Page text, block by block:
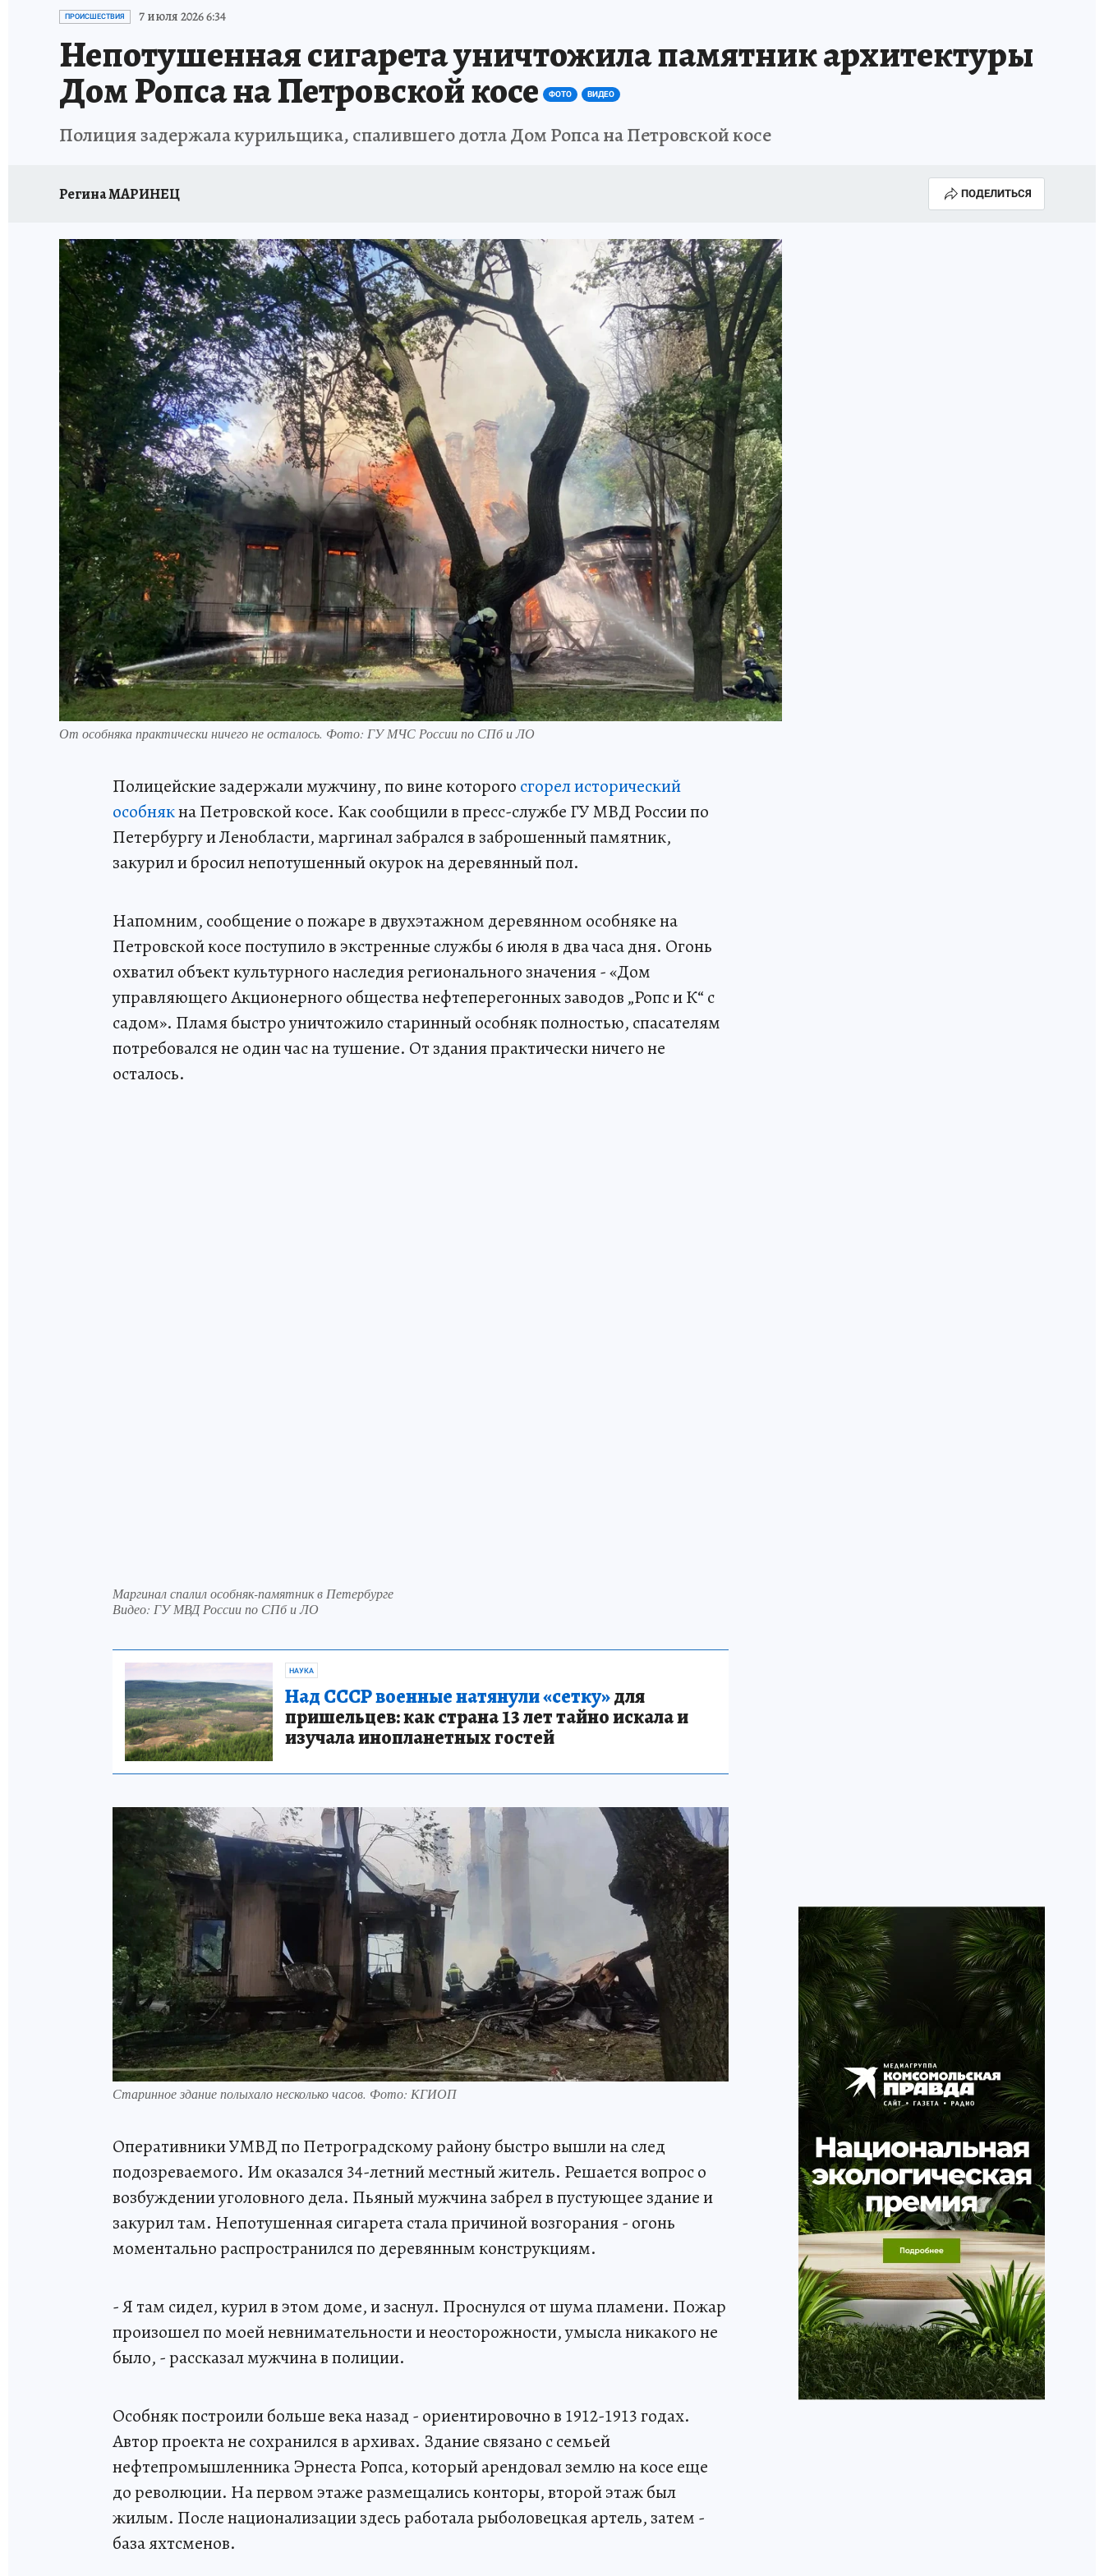
ПЕТЕРБУРГСКАЯ СТРОЙКА
ПРОИСШЕСТВИЯ 7 июля 2026 6:34
Непотушенная сигарета уничтожила памятник архитектуры
Дом Ропса на Петровской косе ФОТО ВИДЕО
Полиция задержала курильщика, спалившего дотла Дом Ропса на Петровской косе
Регина МАРИНЕЦ ПОДЕЛИТЬСЯ
От особняка практически ничего не осталось. Фото: ГУ МЧС России по СПб и ЛО
Полицейские задержали мужчину, по вине которого сгорел исторический
особнякна Петровской косе. Как сообщили в пресс-службе ГУ МВД России по
Петербургу и Ленобласти, маргинал забрался в заброшенный памятник,
закурил и бросил непотушенный окурок на деревянный пол.
Напомним, сообщение о пожаре в двухэтажном деревянном особняке на
Петровской косе поступило в экстренные службы 6 июля в два часа дня. Огонь
охватил объект культурного наследия регионального значения - «Дом
управляющего Акционерного общества нефтеперегонных заводов „Ропс и К“ с
садом». Пламя быстро уничтожило старинный особняк полностью, спасателям
потребовался не один час на тушение. От здания практически ничего не
осталось.
Маргинал спалил особняк-памятник в Петербурге
Видео: ГУ МВД России по СПб и ЛО
НАУКА
Над СССР военные натянули «сетку»для
пришельцев: как страна 13 лет тайно искала и
изучала инопланетных гостей
Старинное здание полыхало несколько часов. Фото: КГИОП
Оперативники УМВД по Петроградскому району быстро вышли на след
подозреваемого. Им оказался 34-летний местный житель. Решается вопрос о
возбуждении уголовного дела. Пьяный мужчина забрел в пустующее здание и
закурил там. Непотушенная сигарета стала причиной возгорания - огонь
моментально распространился по деревянным конструкциям.
- Я там сидел, курил в этом доме, и заснул. Проснулся от шума пламени. Пожар
произошел по моей невнимательности и неосторожности, умысла никакого не
было, - рассказал мужчина в полиции.
Особняк построили больше века назад - ориентировочно в 1912-1913 годах.
Автор проекта не сохранился в архивах. Здание связано с семьей
нефтепромышленника Эрнеста Ропса, который арендовал землю на косе еще
до революции. На первом этаже размещались конторы, второй этаж был
жилым. После национализации здесь работала рыболовецкая артель, затем -
база яхтсменов.